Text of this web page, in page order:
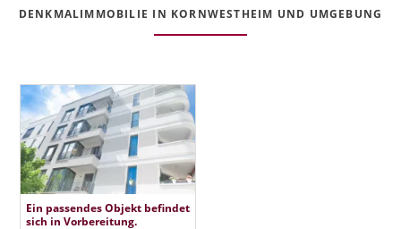
DENKMALIMMOBILIE IN KORNWESTHEIM UND UMGEBUNG
Ein passendes Objekt befindet
sich in Vorbereitung.